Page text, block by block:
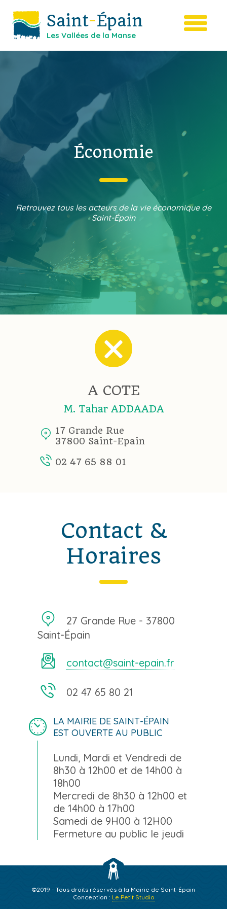
Saint-Épain
Les Vallées de la Manse
Économie
Retrouvez tous les acteurs de la vie économique de
Saint-Épain
A COTE
M. Tahar ADDAADA
17 Grande Rue
37800 Saint-Epain
02 47 65 88 01
Contact &
Horaires
27 Grande Rue - 37800
Saint-Épain
contact@saint-epain.fr
02 47 65 80 21
LA MAIRIE DE SAINT-ÉPAIN
EST OUVERTE AU PUBLIC
Lundi, Mardi et Vendredi de
8h30 à 12h00 et de 14h00 à
18h00
Mercredi de 8h30 à 12h00 et
de 14h00 à 17h00
Samedi de 9H00 à 12H00
Fermeture au public le jeudi
©2019 - Tous droits réservés à la Mairie de Saint-Épain
Conception : Le Petit Studio